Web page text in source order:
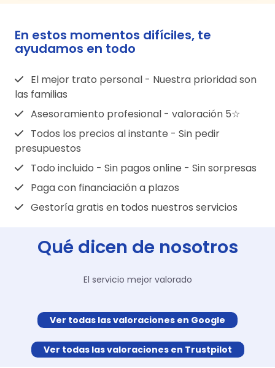
funeraria propietaria, o bien a través de
cualquier otra funeraria.
estas empresas no están obligadas a
alquilar sus tanatorios a otras funerarias, ya
escoger.
la mayoría de seguros incluyen la libre
elección de funeraria y tanatorio, pero hay
porque en ocasiones, puede ser obligatorio
contratar la funeraria y/o tanatorio
definidos por la aseguradora.
ponerlas a disposición del consumidor o la
familia que lo solicite.
En estos momentos difíciles, te
ayudamos en todo
El mejor trato personal - Nuestra prioridad son
las familias
Asesoramiento profesional - valoración 5☆
Todos los precios al instante - Sin pedir
presupuestos
Todo incluido - Sin pagos online - Sin sorpresas
Paga con financiación a plazos
Gestoría gratis en todos nuestros servicios
Qué dicen de nosotros
El servicio mejor valorado
Ver todas las valoraciones en Google
Ver todas las valoraciones en Trustpilot